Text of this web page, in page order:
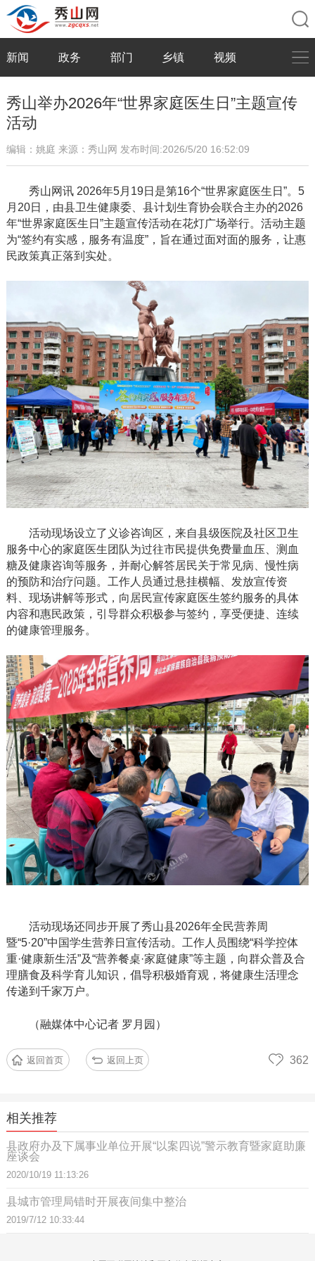
新闻 政务 部门 乡镇 视频
秀山举办2026年“世界家庭医生日”主题宣传
活动
编辑：姚庭 来源：秀山网 发布时间:2026/5/20 16:52:09
秀山网讯2026年5月19日是第16个“世界家庭医生日”。5
月20日，由县卫生健康委、县计划生育协会联合主办的2026
年“世界家庭医生日”主题宣传活动在花灯广场举行。活动主题
为“签约有实感，服务有温度”，旨在通过面对面的服务，让惠
民政策真正落到实处。
活动现场设立了义诊咨询区，来自县级医院及社区卫生
服务中心的家庭医生团队为过往市民提供免费量血压、测血
糖及健康咨询等服务，并耐心解答居民关于常见病、慢性病
的预防和治疗问题。工作人员通过悬挂横幅、发放宣传资
料、现场讲解等形式，向居民宣传家庭医生签约服务的具体
内容和惠民政策，引导群众积极参与签约，享受便捷、连续
的健康管理服务。
活动现场还同步开展了秀山县2026年全民营养周
暨“5·20”中国学生营养日宣传活动。工作人员围绕“科学控体
重·健康新生活”及“营养餐桌·家庭健康”等主题，向群众普及合
理膳食及科学育儿知识，倡导积极婚育观，将健康生活理念
传递到千家万户。
（融媒体中心记者 罗月园）
返回首页 返回上页 362
相关推荐
县政府办及下属事业单位开展“以案四说”警示教育暨家庭助廉
座谈会
2020/10/19 11:13:26
县城市管理局错时开展夜间集中整治
2019/7/12 10:33:44